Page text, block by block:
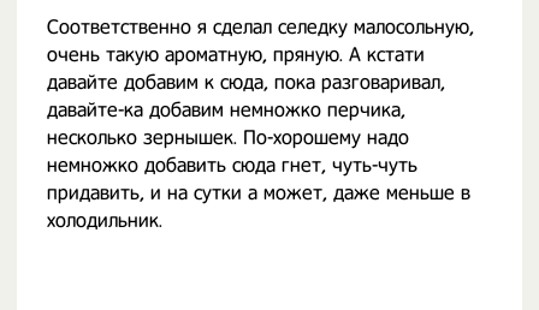
Соответственно я сделал селедку малосольную,
очень такую ароматную, пряную. А кстати
давайте добавим к сюда, пока разговаривал,
давайте-ка добавим немножко перчика,
несколько зернышек. По-хорошему надо
немножко добавить сюда гнет, чуть-чуть
придавить, и на сутки а может, даже меньше в
холодильник.